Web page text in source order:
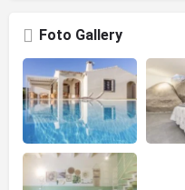
Foto Gallery